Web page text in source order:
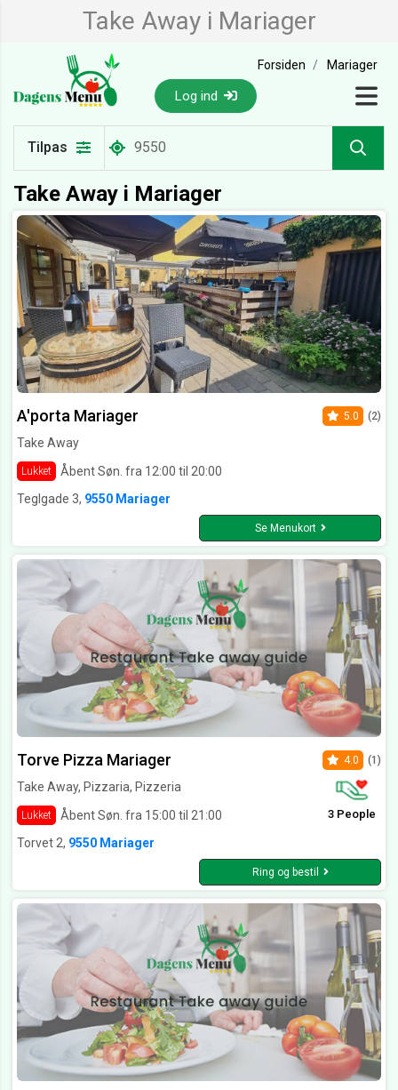
Take Away i Mariager
Forsiden Mariager
Log ind
Tilpas
Take Away i Mariager
A'porta Mariager
Take Away
Lukket Åbent Søn. fra 12:00 til 20:00
5.0 (2)
Teglgade 3, 9550 Mariager
Se Menukort
Torve Pizza Mariager
Take Away, Pizzaria, Pizzeria
Lukket Åbent Søn. fra 15:00 til 21:00
4.0 (1)
3 People
Torvet 2, 9550 Mariager
Ring og bestil